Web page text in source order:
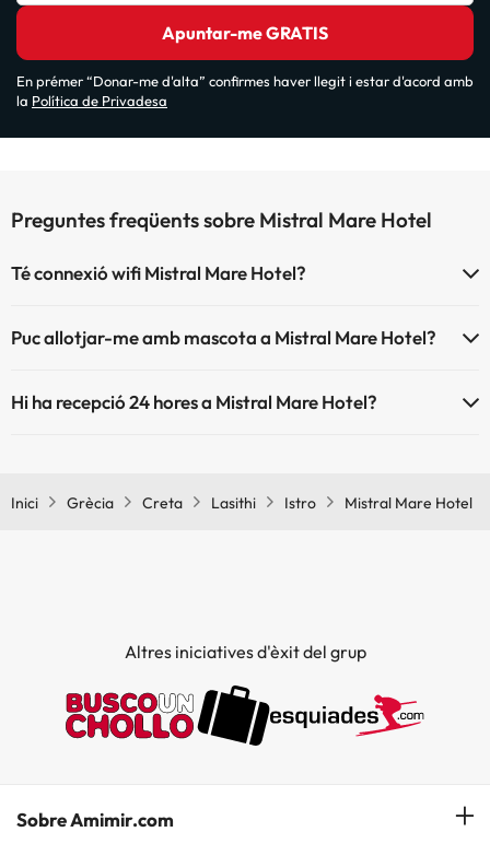
Apuntar-me GRATIS
En prémer “Donar-me d'alta” confirmes haver llegit i estar d'acord amb
la Política de Privadesa
Preguntes freqüents sobre Mistral Mare Hotel
Té connexió wifi Mistral Mare Hotel?
Puc allotjar-me amb mascota a Mistral Mare Hotel?
Hi ha recepció 24 hores a Mistral Mare Hotel?
Inici Grècia Creta Lasithi Istro Mistral Mare Hotel
Altres iniciatives d'èxit del grup
Sobre Amimir.com